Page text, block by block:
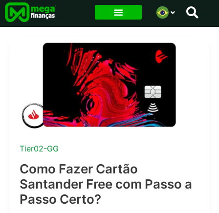
para
Tier02-GG
Como Fazer Cartão
Santander Free com Passo a
Passo Certo?